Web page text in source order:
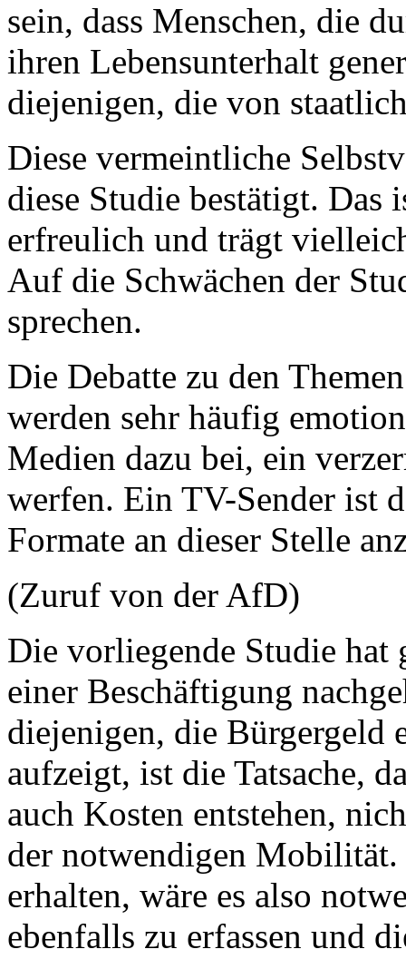
sein, dass Menschen, die
ihren Lebensunterhalt
diejenigen, die von
Diese vermeintliche
diese Studie bestätigt. Das
erfreulich und trägt
Auf die Schwächen der
sprechen.
Die Debatte zu den
werden sehr häufig
Medien dazu bei, ein
werfen. Ein TV-Sender ist
Formate an dieser Stelle
(Zuruf von der AfD)
Die vorliegende Studie hat
einer Beschäftigung
diejenigen, die Bürgergeld
aufzeigt, ist die Tatsache,
auch Kosten entstehen,
der notwendigen
erhalten, wäre es also
ebenfalls zu erfassen und